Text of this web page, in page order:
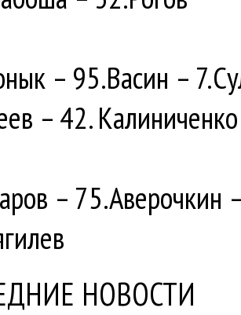
– 95.Васин –
– 42. Калиниченко
– 75.Аверочкин
НОВОСТИ